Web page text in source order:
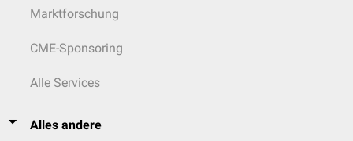
Marktforschung
CME-Sponsoring
Alle Services
Alles andere